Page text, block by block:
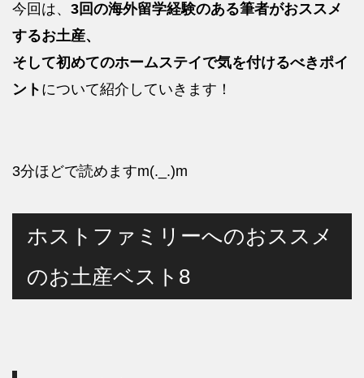
今回は、 3回の海外留学経験のある筆者がおススメ
するお土産、
そして初めてのホームステイで気を付けるべきポイ
ント について紹介していきます！
3分ほどで読めますm(._.)m
ホストファミリーへのおススメ
のお土産ベスト8